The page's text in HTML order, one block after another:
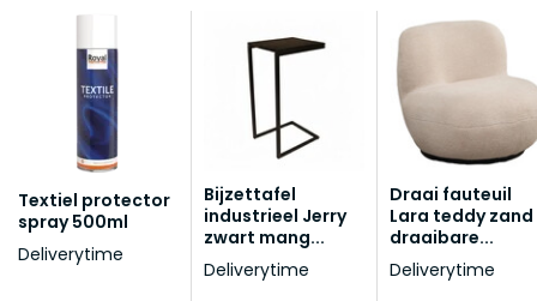
Textiel protector
spray 500ml
Deliverytime
Bijzettafel
industrieel Jerry
zwart mang...
Deliverytime
Draai fauteuil
Lara teddy zand
draaibare...
Deliverytime